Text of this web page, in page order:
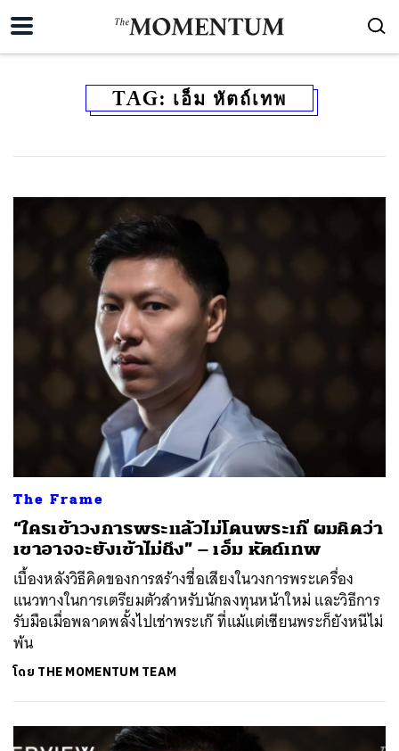
TAG: เอ็ม หัตถ์เทพ
The Frame
“ใครเข้าวงการพระแล้วไม่โดนพระเก๊ ผมคิดว่า
เขาอาจจะยังเข้าไม่ถึง” – เอ็ม หัตถ์เทพ
เบื้องหลังวิธีคิดของการสร้างชื่อเสียงในวงการพระเครื่อง
แนวทางในการเตรียมตัวสำหรับนักลงทุนหน้าใหม่ และวิธีการ
รับมือเมื่อพลาดพลั้งไปเช่าพระเก๊ ที่แม้แต่เซียนพระก็ยังหนีไม่
พ้น
โดย THE MOMENTUM TEAM
SHARE TWEET LINE EMAIL